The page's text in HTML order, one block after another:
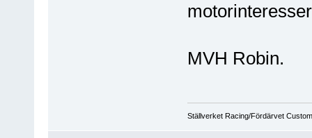
MVH Robin.
Ställverket Racing/Fördärvet